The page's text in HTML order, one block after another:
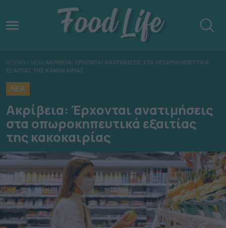
ΑΡΧΙΚΗ / ΝΕΑ / ΑΚΡΙΒΕΙΑ: ΕΡΧΟΝΤΑΙ ΑΝΑΤΙΜΗΣΕΙΣ ΣΤΑ ΟΠΩΡΟΚΗΠΕΥΤΙΚΑ
ΕΞΑΙΤΙΑΣ ΤΗΣ ΚΑΚΟΚΑΙΡΙΑΣ
ΝΕΑ
Ακρίβεια: Έρχονται ανατιμήσεις
στα οπωροκηπευτικά εξαιτίας
της κακοκαιρίας